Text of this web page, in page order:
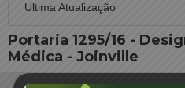
Ultima Atualização
Portaria 1295/16 -
Médica - Joinville